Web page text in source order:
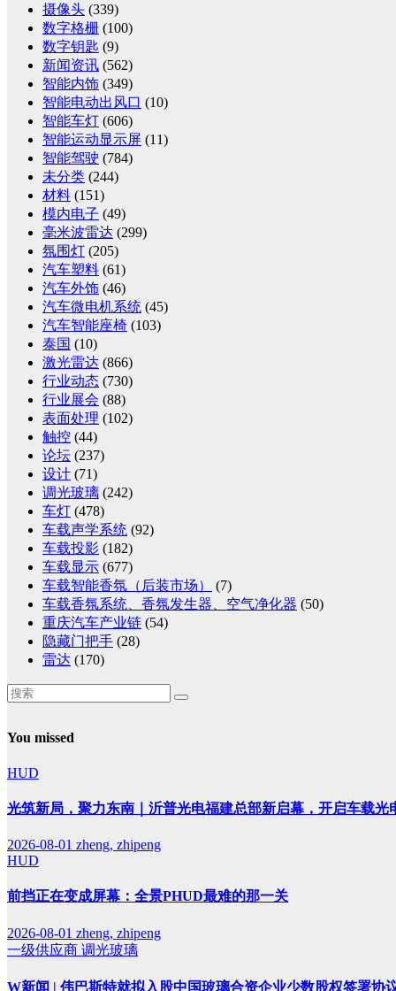
摄像头 (339)
数字格栅 (100)
数字钥匙 (9)
新闻资讯 (562)
智能内饰 (349)
智能电动出风口 (10)
智能车灯 (606)
智能运动显示屏 (11)
智能驾驶 (784)
未分类 (244)
材料 (151)
模内电子 (49)
毫米波雷达 (299)
氛围灯 (205)
汽车塑料 (61)
汽车外饰 (46)
汽车微电机系统 (45)
汽车智能座椅 (103)
泰国 (10)
激光雷达 (866)
行业动态 (730)
行业展会 (88)
表面处理 (102)
触控 (44)
论坛 (237)
设计 (71)
调光玻璃 (242)
车灯 (478)
车载声学系统 (92)
车载投影 (182)
车载显示 (677)
车载智能香氛（后装市场）
(7)
车载香氛系统、香氛发生器、空气净化器 (50)
重庆汽车产业链 (54)
隐藏门把手 (28)
雷达 (170)
You missed
HUD
光筑新局，聚力东南｜沂普光电福建总部新启幕，开启车载光
2026-08-01 zheng, zhipeng
HUD
前挡正在变成屏幕：全景PHUD最难的那一关
2026-08-01 zheng, zhipeng
一级供应商 调光玻璃
W新闻 | 伟巴斯特就拟入股中国玻璃合资企业少数股权签署协